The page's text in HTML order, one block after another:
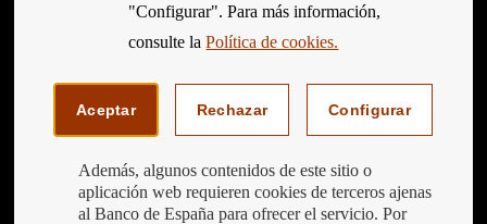
"Configurar". Para más información,
consulte laPolítica de cookies.
Aceptar Rechazar Configurar
Además, algunos contenidos de este sitio o
aplicación web requieren cookies de terceros ajenas
al Banco de España para ofrecer el servicio. Por